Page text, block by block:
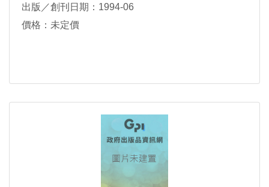
出版／創刊日期：1994-06
價格：未定價